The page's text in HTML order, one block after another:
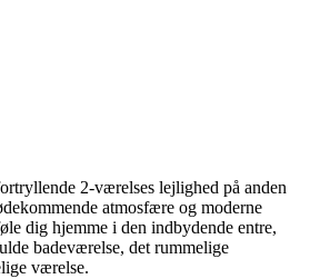
2-værelses lejlighed på anden
atmosfære og moderne
dig hjemme i den indbydende entre,
badeværelse, det rummelige
værelse.